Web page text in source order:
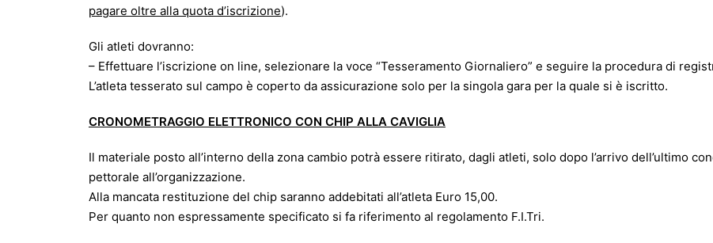
pagare oltre alla quota d’iscrizione).
Gli atleti dovranno:
– Effettuare l’iscrizione on line, selezionare la voce “Tesseramento Giornaliero” e seguire la procedura di
L’atleta tesserato sul campo è coperto da assicurazione solo per la singola gara per la quale si è iscritto.
CRONOMETRAGGIO ELETTRONICO CON CHIP ALLA CAVIGLIA
Il materiale posto all’interno della zona cambio potrà essere ritirato, dagli atleti, solo dopo l’arrivo dell’ultimo
pettorale all’organizzazione.
Alla mancata restituzione del chip saranno addebitati all’atleta Euro 15,00.
Per quanto non espressamente specificato si fa riferimento al regolamento F.I.Tri.